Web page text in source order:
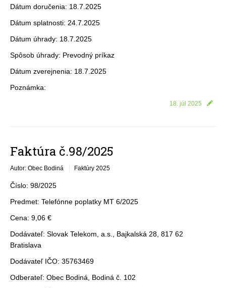
Dátum doručenia: 18.7.2025
Dátum splatnosti: 24.7.2025
Dátum úhrady: 18.7.2025
Spôsob úhrady: Prevodný príkaz
Dátum zverejnenia: 18.7.2025
Poznámka:
18. júl 2025
Faktúra č.98/2025
Autor: Obec Bodiná Faktúry 2025
Číslo: 98/2025
Predmet: Telefónne poplatky MT 6/2025
Cena: 9,06 €
Dodávateľ: Slovak Telekom, a.s., Bajkalská 28, 817 62
Bratislava
Dodávateľ IČO: 35763469
Odberateľ: Obec Bodiná, Bodiná č. 102